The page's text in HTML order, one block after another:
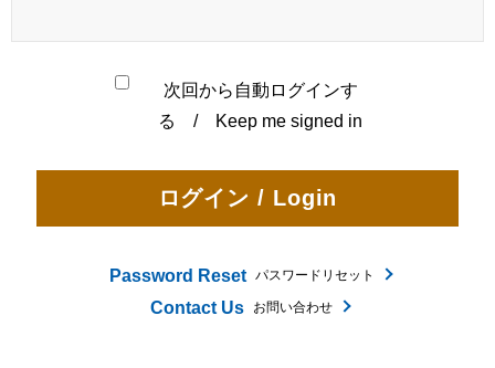
次回から自動ログインす
る / Keep me signed in
Password Reset パスワードリセット
Contact Us お問い合わせ